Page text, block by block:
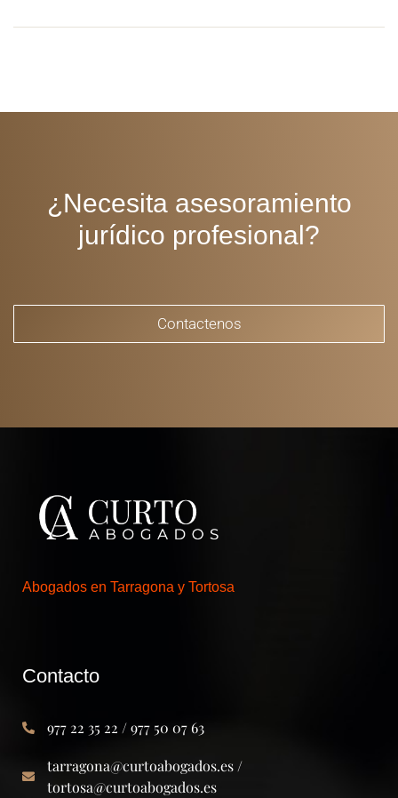
¿Necesita asesoramiento
jurídico profesional?
Contactenos
Abogados en Tarragona y Tortosa
Contacto
977 22 35 22 / 977 50 07 63
tarragona@curtoabogados.es /
tortosa@curtoabogados.es